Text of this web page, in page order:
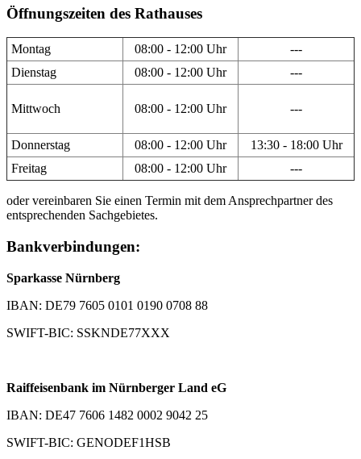
Öffnungszeiten des Rathauses
Montag 08:00 - 12:00 Uhr
---
Dienstag
08:00 - 12:00 Uhr ---
Mittwoch 08:00 - 12:00 Uhr ---
Donnerstag 08:00 - 12:00 Uhr
13:30 - 18:00 Uhr
Freitag
08:00 - 12:00 Uhr ---
oder vereinbaren Sie einen Termin mit dem Ansprechpartner des
entsprechenden Sachgebietes.
Bankverbindungen:
Sparkasse Nürnberg
IBAN: DE79 7605 0101 0190 0708 88
SWIFT-BIC: SSKNDE77XXX
Raiffeisenbank im Nürnberger Land eG
IBAN: DE47 7606 1482 0002 9042 25
SWIFT-BIC: GENODEF1HSB